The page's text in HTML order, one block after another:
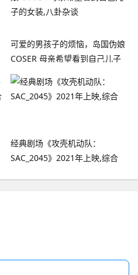
可爱的男孩子的烦恼，岛国伪娘
COSER 母亲希望看到自己儿子
的女装,八卦杂谈
经典剧场《攻壳机动队：
SAC_2045》2021年上映,综合